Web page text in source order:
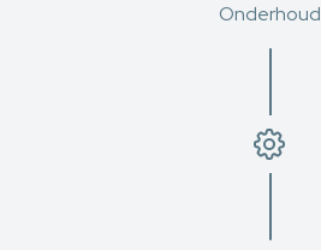
Onderhoud